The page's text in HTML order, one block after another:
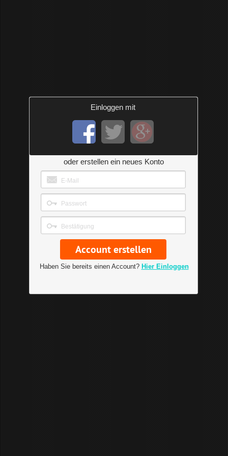
Einloggen mit
oder erstellen ein neues Konto
Haben Sie bereits einen Account? Hier Einloggen